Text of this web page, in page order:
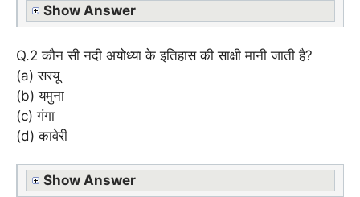
Show Answer
Q.2 कौन सी नदी अयोध्या के इतिहास की साक्षी मानी जाती है?
(a) सरयू
(b) यमुना
(c) गंगा
(d) कावेरी
Show Answer